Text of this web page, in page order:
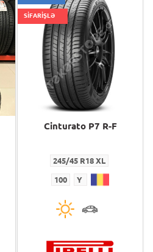
SİFARİŞLƏ
Cinturato P7 R-F
245/45 R18 XL
100 Y